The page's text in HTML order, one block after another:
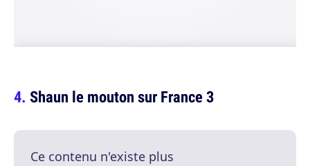
Shaun le mouton sur France 3
Ce contenu n'existe plus